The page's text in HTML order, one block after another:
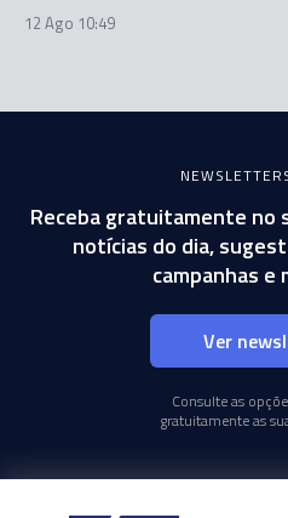
12 Ago 10:49
Receba gratuitamente no
notícias do dia,
campanhas e
Ver
Consulte as
gratuitamente as